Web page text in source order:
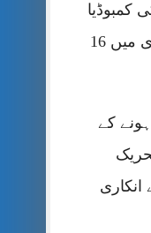
کمبوڈیا
سے ہنگامی کال پر چکری میں 16
کے